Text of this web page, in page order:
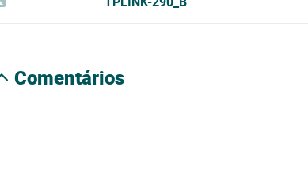
comentários